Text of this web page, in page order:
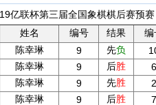
亿联杯第三届全国象棋棋后赛预
姓名 编号 结果
编
陈幸琳 9 先负
陈幸琳 9 后胜
6
陈幸琳 9 先胜
2
陈幸琳 9 后胜
7